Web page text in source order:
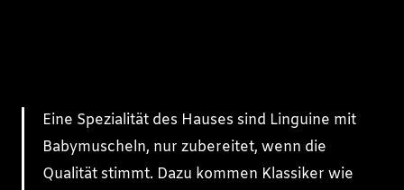
Eine Spezialität des Hauses sind Linguine mit
Babymuscheln, nur zubereitet, wenn die
Qualität stimmt. Dazu kommen Klassiker wie